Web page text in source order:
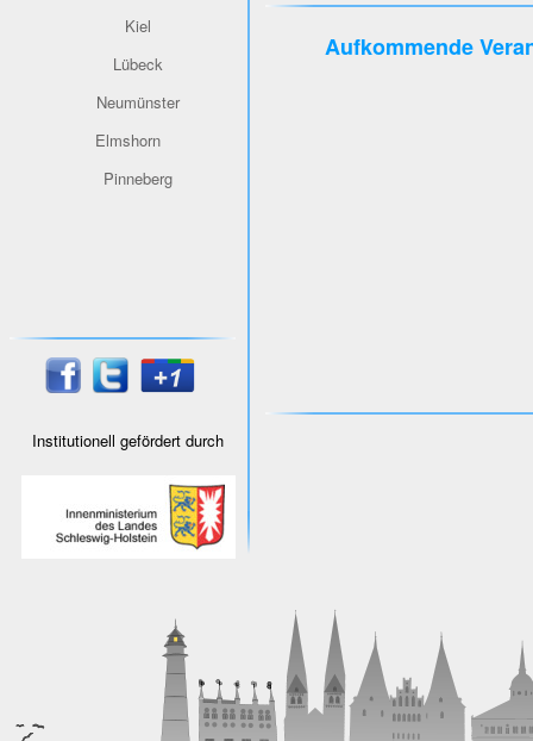
Kiel
Lübeck
Neumünster
Elmshorn
Pinneberg
Institutionell gefördert durch
Aufkommende